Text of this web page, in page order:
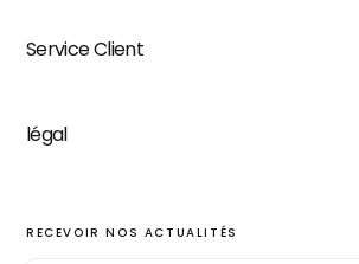
Service Client
légal
RECEVOIR NOS ACTUALITÉS